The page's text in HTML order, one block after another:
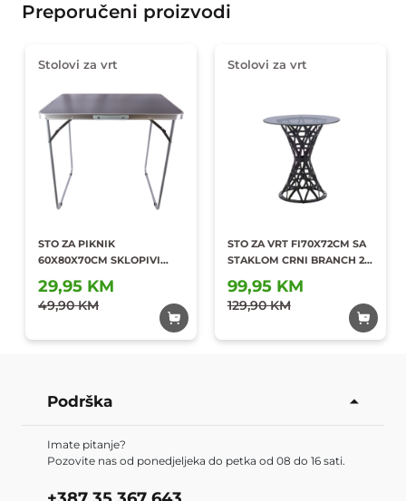
Preporučeni proizvodi
Stolovi za vrt
STO ZA PIKNIK
60X80X70CM SKLOPIVI
29,95 KM
49,90 KM
Dodaj u
omiljene
Stolovi za vrt
STO ZA VRT FI70X72CM SA
STAKLOM CRNI BRANCH 2-1
99,95 KM
129,90 KM
Dodaj u
omiljene
Podrška
Imate pitanje?
Pozovite nas od ponedjeljeka do petka od 08 do 16 sati.